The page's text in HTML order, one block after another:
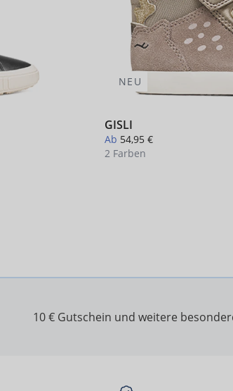
NEU
GISLI
Ab 54,95 €
2 Farben
10 € Gutschein und weitere